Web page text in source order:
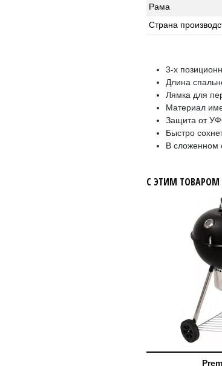
Рама
Страна
3-х
Длина
Лямка для
Материал
Защита от
Быстро
В сложенном
С ЭТИМ